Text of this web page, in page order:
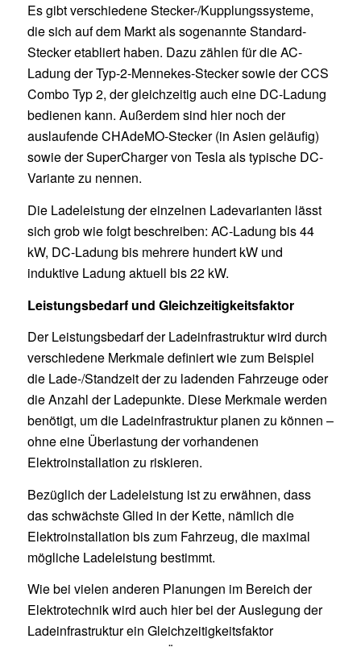
Es gibt verschiedene Stecker-/Kupplungssysteme,
die sich auf dem Markt als sogenannte Standard-
Stecker etabliert haben. Dazu zählen für die AC-
Ladung der Typ-2-Mennekes-Stecker sowie der CCS
Combo Typ 2, der gleichzeitig auch eine DC-Ladung
bedienen kann. Außerdem sind hier noch der
auslaufende CHAdeMO-Stecker (in Asien geläufig)
sowie der SuperCharger von Tesla als typische DC-
Variante zu nennen.
Die Ladeleistung der einzelnen Ladevarianten lässt
sich grob wie folgt beschreiben: AC-Ladung bis 44
kW, DC-Ladung bis mehrere hundert kW und
induktive Ladung aktuell bis 22 kW.
Leistungsbedarf und Gleichzeitigkeitsfaktor
Der Leistungsbedarf der Ladeinfrastruktur wird durch
verschiedene Merkmale definiert wie zum Beispiel
die Lade-/Standzeit der zu ladenden Fahrzeuge oder
die Anzahl der Ladepunkte. Diese Merkmale werden
benötigt, um die Ladeinfrastruktur planen zu können –
ohne eine Überlastung der vorhandenen
Elektroinstallation zu riskieren.
Bezüglich der Ladeleistung ist zu erwähnen, dass
das schwächste Glied in der Kette, nämlich die
Elektroinstallation bis zum Fahrzeug, die maximal
mögliche Ladeleistung bestimmt.
Wie bei vielen anderen Planungen im Bereich der
Elektrotechnik wird auch hier bei der Auslegung der
Ladeinfrastruktur ein Gleichzeitigkeitsfaktor